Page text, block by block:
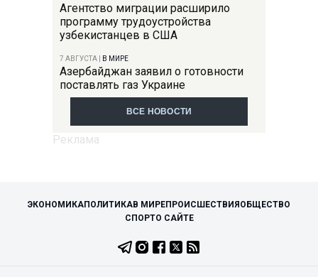
Агентство миграции расширило
программу трудоустройства
узбекистанцев в США
7 АВГУСТА В МИРЕ
Азербайджан заявил о готовности
поставлять газ Украине
ВСЕ НОВОСТИ
ЭКОНОМИКАПОЛИТИКАВ МИРЕПРОИСШЕСТВИЯОБЩЕСТВО
СПОРТО САЙТЕ